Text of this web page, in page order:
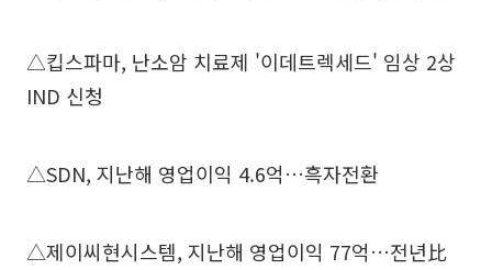
△킵스파마, 난소암 치료제 '이데트렉세드' 임상 2상
IND 신청
△SDN, 지난해 영업이익 4.6억…흑자전환
△제이씨현시스템, 지난해 영업이익 77억…전년比